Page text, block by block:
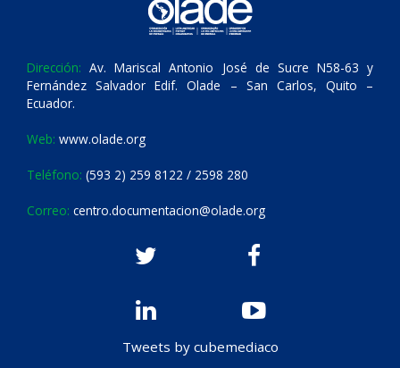
Dirección: Av. Mariscal Antonio José de Sucre N58-63 y
Fernández Salvador Edif. Olade – San Carlos, Quito –
Ecuador.
Web: www.olade.org
Teléfono: (593 2) 259 8122 / 2598 280
Correo: centro.documentacion@olade.org
Tweets by cubemediaco